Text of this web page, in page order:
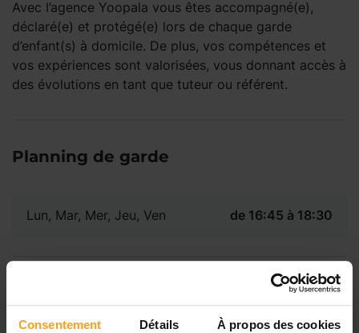
Consentement Détails À propos des cookies
Avec l’agence Yoopala vous êtes accompagné(e),
déclaré(e) et protégé(e) lors de chaque garde
d’enfant(s) à domicile. De plus, vos compétences et
vos expériences sont valorisées, vous donnant accès à
des évolutions en tant que tuteur ou référent.
Planning de garde
Lun, Mar, Mer, Jeu, Ven de 16:45 à 18:30